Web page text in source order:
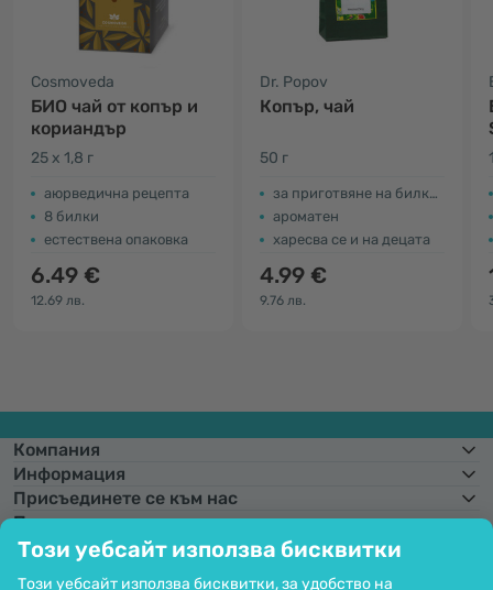
Този уебсайт използва бисквитки
Този уебсайт използва бисквитки, за удобство на
Cosmoveda
БИО чай от копър и
кориандър
25 x 1,8 г
аюрведична рецепта
8 билки
естествена опаковка
6.49 €
12.69 лв.
Dr. Popov
Копър, чай
50 г
за приготвяне на билков чай
ароматен
харесва се и на децата
4.99 €
9.76 лв.
Компания
Информация
Присъединете се към нас
Помощ и поръчки